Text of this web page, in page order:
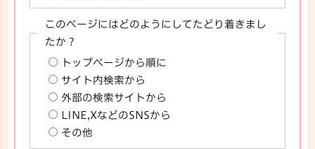
このページにはどのようにしてたどり着きまし
たか？
トップページから順に
サイト内検索から
外部の検索サイトから
LINE,XなどのSNSから
その他